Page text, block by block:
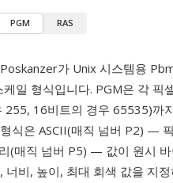
PGM RAS
가 Unix 시스템용
일 형식입니다. PGM은 각 픽
16비트의 경우 65535)까
식은 ASCII(매직 넘버 P2) —
(매직 넘버 P5) — 값이 원시
비, 높이, 최대 회색 값을 지